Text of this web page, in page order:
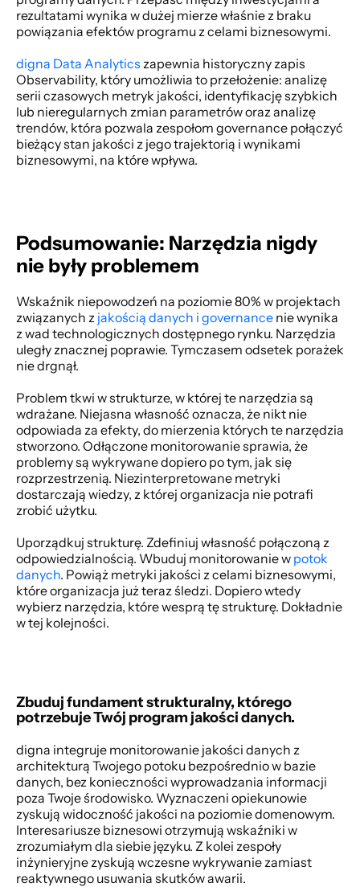
rezultatami wynika w dużej mierze właśnie z braku
powiązania efektów programu z celami biznesowymi.
digna Data Analytics zapewnia historyczny zapis
Observability, który umożliwia to przełożenie: analizę
serii czasowych metryk jakości, identyfikację szybkich
lub nieregularnych zmian parametrów oraz analizę
trendów, która pozwala zespołom governance połączyć
bieżący stan jakości z jego trajektorią i wynikami
biznesowymi, na które wpływa.
Podsumowanie: Narzędzia nigdy
nie były problemem
Wskaźnik niepowodzeń na poziomie 80% w projektach
związanych z jakością danych i governance nie wynika
z wad technologicznych dostępnego rynku. Narzędzia
uległy znacznej poprawie. Tymczasem odsetek porażek
nie drgnął.
Problem tkwi w strukturze, w której te narzędzia są
wdrażane. Niejasna własność oznacza, że nikt nie
odpowiada za efekty, do mierzenia których te narzędzia
stworzono. Odłączone monitorowanie sprawia, że
problemy są wykrywane dopiero po tym, jak się
rozprzestrzenią. Niezinterpretowane metryki
dostarczają wiedzy, z której organizacja nie potrafi
zrobić użytku.
Uporządkuj strukturę. Zdefiniuj własność połączoną z
odpowiedzialnością. Wbuduj monitorowanie w potok
danych. Powiąż metryki jakości z celami biznesowymi,
które organizacja już teraz śledzi. Dopiero wtedy
wybierz narzędzia, które wesprą tę strukturę. Dokładnie
w tej kolejności.
Zbuduj fundament strukturalny, którego
potrzebuje Twój program jakości danych.
digna integruje monitorowanie jakości danych z
architekturą Twojego potoku bezpośrednio w bazie
danych, bez konieczności wyprowadzania informacji
poza Twoje środowisko. Wyznaczeni opiekunowie
zyskują widoczność jakości na poziomie domenowym.
Interesariusze biznesowi otrzymują wskaźniki w
zrozumiałym dla siebie języku. Z kolei zespoły
inżynieryjne zyskują wczesne wykrywanie zamiast
reaktywnego usuwania skutków awarii.